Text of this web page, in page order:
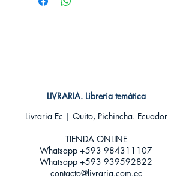
Idioma: Castellano
LIVRARIA. Libreria temática
Livraria Ec | Quito, Pichincha. Ecuador
TIENDA ONLINE​
Whatsapp +593 984311107
Whatsapp +593 939592822
contacto@livraria.com.ec